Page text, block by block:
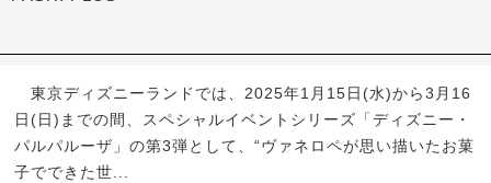
東京ディズニーランドでは、2025年1月15日(水)から3月16
日(日)までの間、スペシャルイベントシリーズ「ディズニー・
パルパルーザ」の第3弾として、“ヴァネロペが思い描いたお菓
子でできた世...